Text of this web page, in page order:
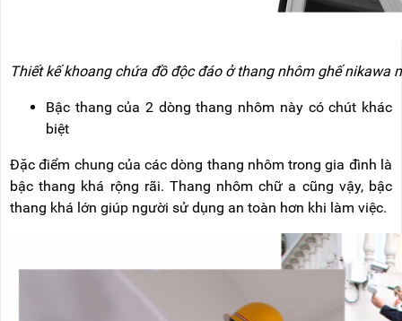
Thiết kế khoang chứa đồ độc đáo ở thang nhôm ghế nikawa
Bậc thang của 2 dòng thang nhôm này có chút khác
biệt
Đặc điểm chung của các dòng thang nhôm trong gia đình là
bậc thang khá rộng rãi. Thang nhôm chữ a cũng vậy, bậc
thang khá lớn giúp người sử dụng an toàn hơn khi làm việc.